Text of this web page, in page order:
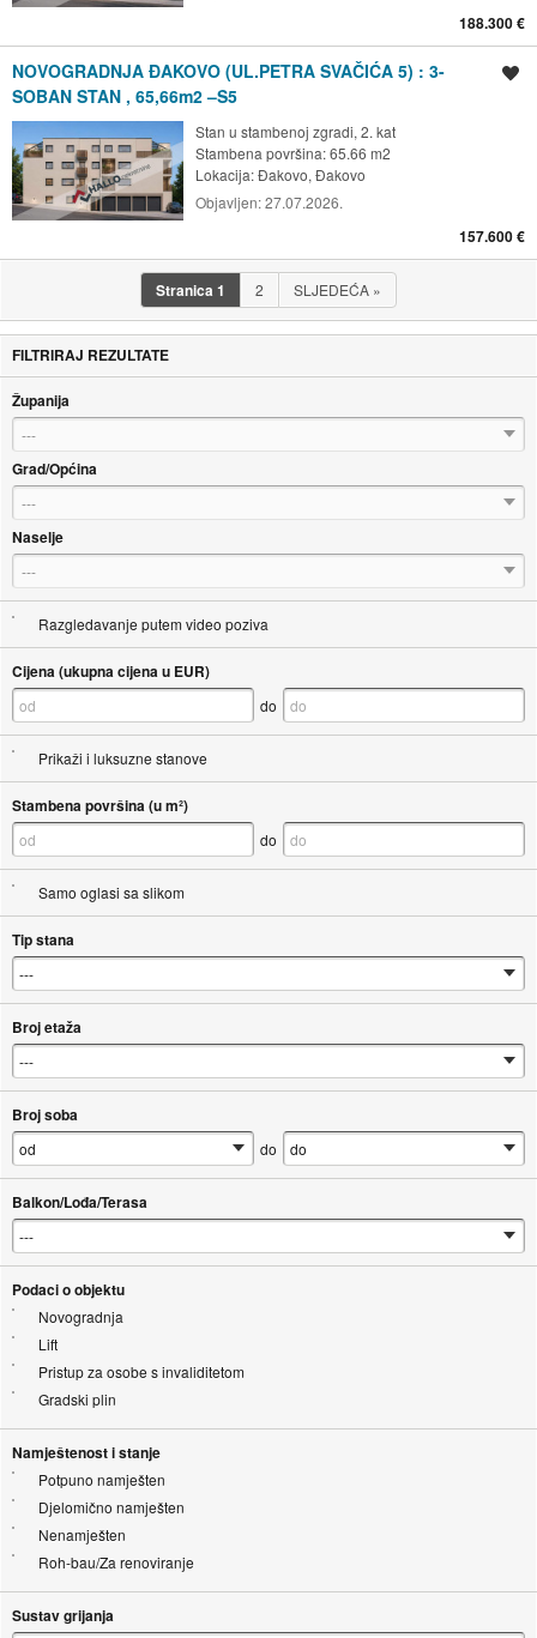
188.300 €
NOVOGRADNJA ĐAKOVO (UL.PETRA SVAČIĆA 5) : 3-
SOBAN STAN , 65,66m2 –S5
Stan u stambenoj zgradi, 2. kat
Stambena površina: 65.66 m2
Lokacija:Đakovo, Đakovo
Objavljen:27.07.2026.
157.600 €
Stranica 1 2 SLJEDEĆA »
FILTRIRAJ REZULTATE
Županija
---
Grad/Općina
---
Naselje
---
Razgledavanje putem video poziva
Cijena (ukupna cijena u EUR)
do
Prikaži i luksuzne stanove
Stambena površina (u m²)
do
Samo oglasi sa slikom
Tip stana
Broj etaža
Broj soba
do
Balkon/Lođa/Terasa
Podaci o objektu
Novogradnja
Lift
Pristup za osobe s invaliditetom
Gradski plin
Namještenost i stanje
Potpuno namješten
Djelomično namješten
Nenamješten
Roh-bau/Za renoviranje
Sustav grijanja